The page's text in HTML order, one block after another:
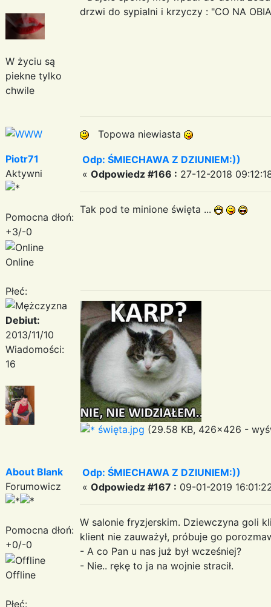
W życiu są
piekne tylko
chwile
drzwi do sypialni i krzyczy : "CO NA
Topowa niewiasta
Piotr71
Aktywni
Pomocna dłoń:
+3/-0
Online
Płeć:
Debiut:
2013/11/10
Wiadomości:
16
Odp: ŚMIECHAWA Z DZIUNIEM:))
« Odpowiedz #166 : 27-12-2018
Tak pod te minione święta ...
święta.jpg (29.58 KB, 426x426 -
About Blank
Forumowicz
Pomocna dłoń:
+0/-0
Offline
Płeć:
Odp: ŚMIECHAWA Z DZIUNIEM:))
« Odpowiedz #167 : 09-01-2019
W salonie fryzjerskim. Dziewczyna goli
klient nie zauważył, próbuje go
- A co Pan u nas już był wcześniej?
- Nie.. rękę to ja na wojnie stracił.